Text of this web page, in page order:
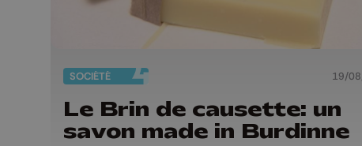
SOCIÉTÉ 19/
Le Brin de causette: un
savon made in Burdinne